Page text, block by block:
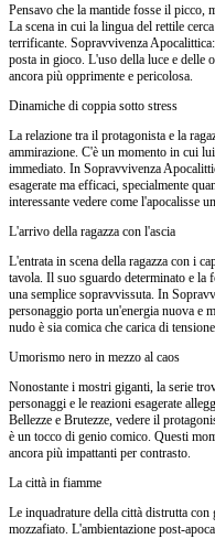
Pensavo che la mantide fosse il picco,
La scena in cui la lingua del rettile
terrificante. Sopravvivenza
posta in gioco. L'uso della luce e delle
ancora più opprimente e pericolosa.
Dinamiche di coppia sotto stress
La relazione tra il protagonista e la
ammirazione. C'è un momento in cui
immediato. In Sopravvivenza
esagerate ma efficaci, specialmente
interessante vedere come l'apocalisse
L'arrivo della ragazza con l'ascia
L'entrata in scena della ragazza con i
tavola. Il suo sguardo determinato e la
una semplice sopravvissuta. In
personaggio porta un'energia nuova e
nudo è sia comica che carica di
Umorismo nero in mezzo al caos
Nonostante i mostri giganti, la serie
personaggi e le reazioni esagerate
Bellezze e Brutezze, vedere il
è un tocco di genio comico. Questi
ancora più impattanti per contrasto.
La città in fiamme
Le inquadrature della città distrutta
mozzafiato. L'ambientazione post-